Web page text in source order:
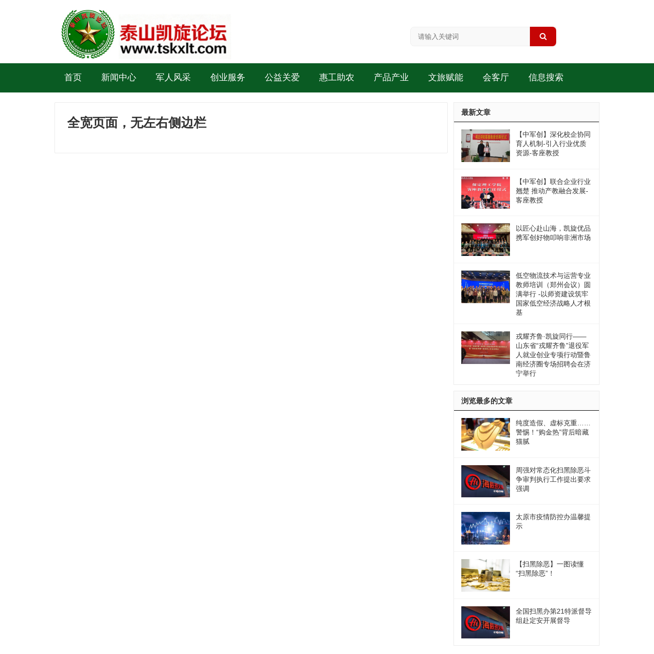
首页 新闻中心 军人风采 创业服务 公益关爱 惠工助农 产品产业 文旅赋能 会客厅 信息搜索
全宽页面，无左右侧边栏
最新文章
【中军创】深化校企协同
育人机制-引入行业优质
资源-客座教授
【中军创】联合企业行业
翘楚 推动产教融合发展-
客座教授
以匠心赴山海，凯旋优品
携军创好物叩响非洲市场
低空物流技术与运营专业
教师培训（郑州会议）圆
满举行 -以师资建设筑牢
国家低空经济战略人才根
基
戎耀齐鲁·凯旋同行——
山东省“戎耀齐鲁”退役军
人就业创业专项行动暨鲁
南经济圈专场招聘会在济
宁举行
浏览最多的文章
纯度造假、虚标克重……
警惕！“购金热”背后暗藏
猫腻
周强对常态化扫黑除恶斗
争审判执行工作提出要求
强调
太原市疫情防控办温馨提
示
【扫黑除恶】一图读懂
“扫黑除恶”！
全国扫黑办第21特派督导
组赴定安开展督导